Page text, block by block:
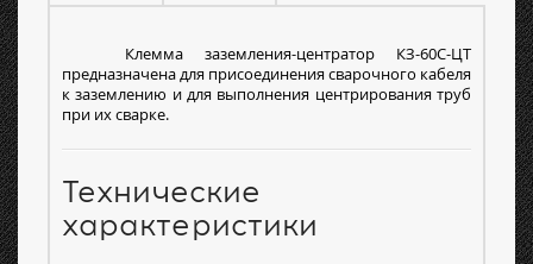
Клемма заземления-центратор КЗ-60С-ЦТ
предназначена для присоединения сварочного кабеля
к заземлению и для выполнения центрирования труб
при их сварке.
Технические
характеристики